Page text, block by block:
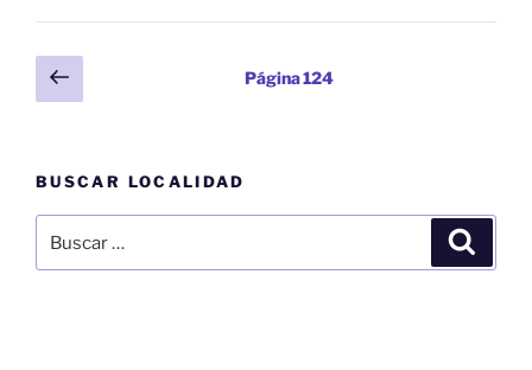
Paginación
de
Página
anterior
Página124
BUSCAR LOCALIDAD
por: